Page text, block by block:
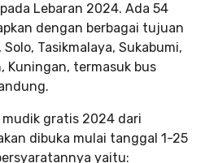
Lebaran 2024. Ada 54
dengan berbagai tujuan
Tasikmalaya, Sukabumi,
Kuningan, termasuk bus
gratis 2024 dari
dibuka mulai tanggal 1-25
yaitu: